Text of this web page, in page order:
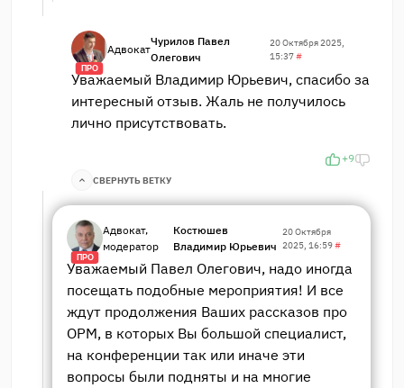
ПРО
Адвокат
Чурилов Павел
Олегович
20 Октября 2025,
15:37#
Уважаемый Владимир Юрьевич, спасибо за
интересный отзыв. Жаль не получилось
лично присутствовать.
+9
СВЕРНУТЬ ВЕТКУ
ПРО
Адвокат,
модератор
Костюшев
Владимир Юрьевич
20 Октября
2025, 16:59#
Уважаемый Павел Олегович, надо иногда
посещать подобные мероприятия! И все
ждут продолжения Ваших рассказов про
ОРМ, в которых Вы большой специалист,
на конференции так или иначе эти
вопросы были подняты и на многие